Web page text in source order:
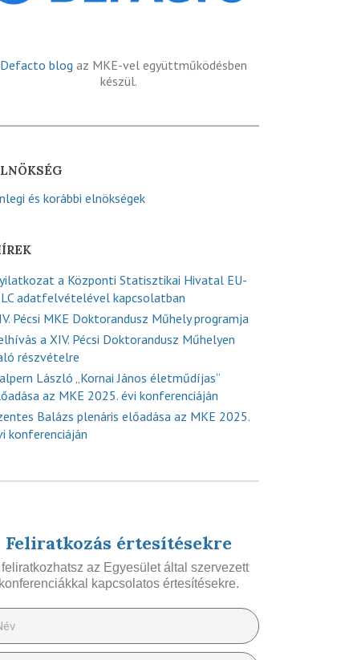
Defacto blog az MKE-vel együttműködésben
készül.
és korábbi elnökségek
a Központi Statisztikai Hivatal EU-
adatfelvételével kapcsolatban
Pécsi MKE Doktorandusz Műhely programja
a XIV. Pécsi Doktorandusz Műhelyen
részvételre
László „Kornai János életműdíjas”
az MKE 2025. évi konferenciáján
Balázs plenáris előadása az MKE 2025.
konferenciáján
Feliratkozás értesítésekre
feliratkozhatsz az Egyesület által szervezett
konferenciákkal kapcsolatos értesítésekre.